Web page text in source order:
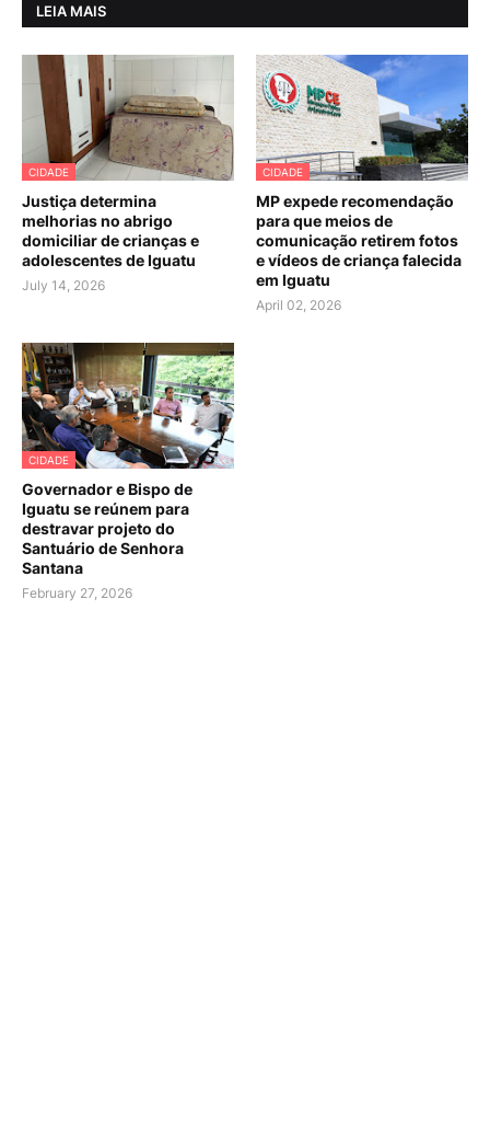
LEIA MAIS
CIDADE
Justiça determina
melhorias no abrigo
domiciliar de crianças e
adolescentes de Iguatu
July 14, 2026
CIDADE
MP expede recomendação
para que meios de
comunicação retirem fotos
e vídeos de criança falecida
em Iguatu
April 02, 2026
CIDADE
Governador e Bispo de
Iguatu se reúnem para
destravar projeto do
Santuário de Senhora
Santana
February 27, 2026